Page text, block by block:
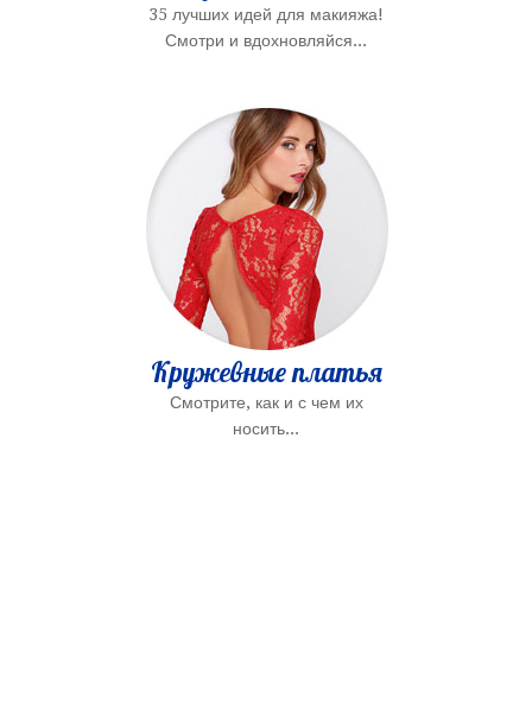
35 лучших идей для макияжа!
Смотри и вдохновляйся...
Кружевные платья
Смотрите, как и с чем их
носить...